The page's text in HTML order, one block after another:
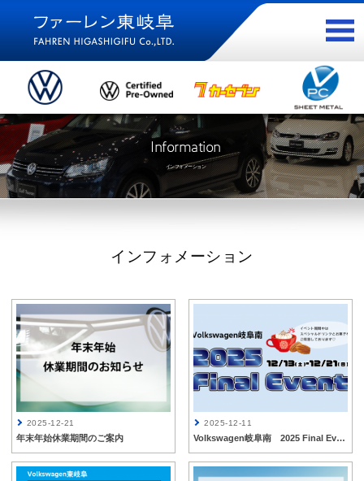
Information
インフォメーション
インフォメーション
2025-12-21
年末年始休業期間のご案内
2025-12-11
Volkswagen岐阜南 2025 Final Event開催✨